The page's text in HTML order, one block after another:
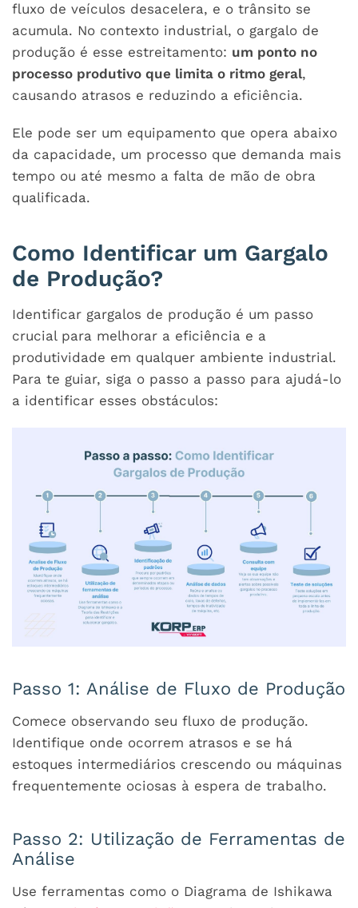
fluxo de veículos desacelera, e o trânsito se
acumula. No contexto industrial, o gargalo de
produção é esse estreitamento: um ponto no
processo produtivo que limita o ritmo geral,
causando atrasos e reduzindo a eficiência.
Ele pode ser um equipamento que opera abaixo
da capacidade, um processo que demanda mais
tempo ou até mesmo a falta de mão de obra
qualificada.
Como Identificar um Gargalo
de Produção?
Identificar gargalos de produção é um passo
crucial para melhorar a eficiência e a
produtividade em qualquer ambiente industrial.
Para te guiar, siga o passo a passo para ajudá-lo
a identificar esses obstáculos:
Passo 1: Análise de Fluxo de Produção
Comece observando seu fluxo de produção.
Identifique onde ocorrem atrasos e se há
estoques intermediários crescendo ou máquinas
frequentemente ociosas à espera de trabalho.
Passo 2: Utilização de Ferramentas de
Análise
Use ferramentas como o Diagrama de Ishikawa